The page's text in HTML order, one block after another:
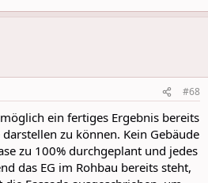
#68
ein fertiges Ergebnis bereits
zu können. Kein Gebäude
zu 100% durchgeplant und jedes
das EG im Rohbau bereits steht,